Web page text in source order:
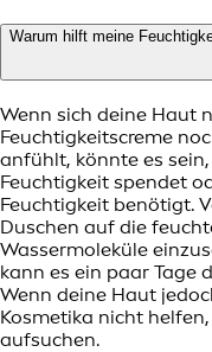
Warum hilft meine
Wenn sich deine Haut
Feuchtigkeitscreme
anfühlt, könnte es
Feuchtigkeit spendet
Feuchtigkeit benötigt.
Duschen auf die
Wassermoleküle
kann es ein paar Tage
Wenn deine Haut
Kosmetika nicht
aufsuchen.